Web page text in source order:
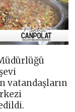
vatandaşların